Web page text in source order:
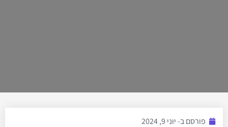
פורסם ב-יוני 9, 2024